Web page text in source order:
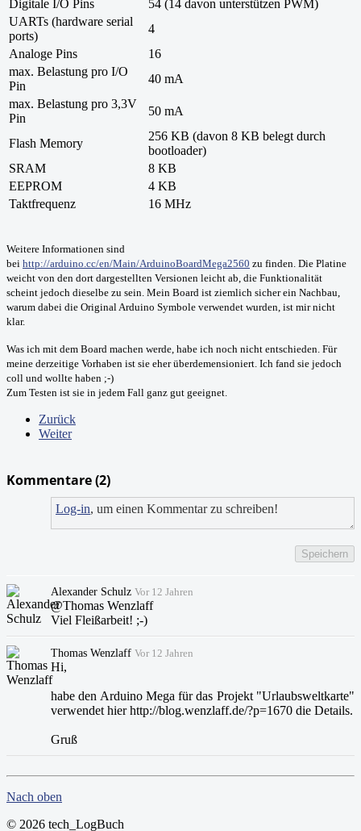
Digitale I/O Pins
54 (14 davon unterstützen PWM)
UARTs (hardware serial
ports)
4
Analoge Pins
16
max. Belastung pro I/O
Pin
40 mA
max. Belastung pro 3,3V
Pin
50 mA
Flash Memory
256 KB (davon 8 KB belegt durch
bootloader)
SRAM
8 KB
EEPROM
4 KB
Taktfrequenz
16 MHz
Weitere Informationen sind
bei http://arduino.cc/en/Main/ArduinoBoardMega2560 zu finden. Die Platine
weicht von den dort dargestellten Versionen leicht ab, die Funktionalität
scheint jedoch dieselbe zu sein. Mein Board ist ziemlich sicher ein Nachbau,
warum dabei die Original Arduino Symbole verwendet wurden, ist mir nicht
klar.
Was ich mit dem Board machen werde, habe ich noch nicht entschieden. Für
meine derzeitige Vorhaben ist sie eher überdemensioniert. Ich fand sie jedoch
coll und wollte haben ;-)
Zum Testen ist sie in jedem Fall ganz gut geeignet.
Zurück
Weiter
Kommentare (2)
Log-in, um einen Kommentar zu schreiben!
Speichern
Alexander Schulz Vor 12 Jahren
@Thomas Wenzlaff
Viel Fleißarbeit! ;-)
Thomas Wenzlaff Vor 12 Jahren
Hi,
habe den Arduino Mega für das Projekt "Urlaubsweltkarte"
verwendet hier http://blog.wenzlaff.de/?p=1670 die Details.
Gruß
Nach oben
© 2026 tech_LogBuch